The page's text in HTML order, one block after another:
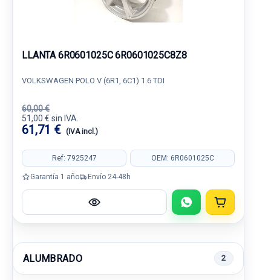
LLANTA 6R0601025C 6R0601025C8Z8
VOLKSWAGEN POLO V (6R1, 6C1) 1.6 TDI
60,00 €
51,00 € sin IVA.
61,71 € (IVA incl.)
Ref: 7925247 OEM: 6R0601025C
Garantía 1 año Envío 24-48h
ALUMBRADO 2